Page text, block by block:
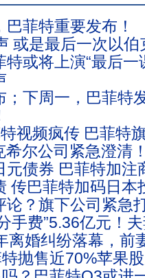
巴菲特重要发布！
或是最后一次以
或将上演“最后一
；下周一，巴菲特
视频疯传 巴菲特
来工作时间可能减
希尔公司紧急澄清
元债券 巴菲特加注
传巴菲特加码日本
论？旗下公司紧急
手费”5.36亿元！
离婚纠纷落幕，前
菲特”
抛售近70%苹果